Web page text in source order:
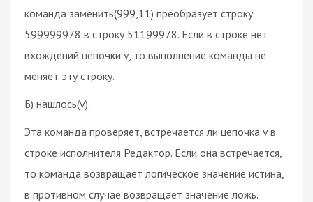
команда заменить(999,11) преобразует строку
599999978 в строку 51199978. Если в строке нет
вхождений цепочки v, то выполнение команды не
меняет эту строку.
Б) нашлось(v).
Эта команда проверяет, встречается ли цепочка v в
строке исполнителя Редактор. Если она встречается,
то команда возвращает логическое значение истина,
в противном случае возвращает значение ложь.